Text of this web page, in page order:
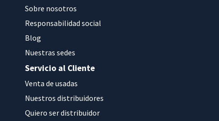
Sobre nosotros
Responsabilidad social
Blog
Nuestras sedes
Servicio al Cliente
Venta de usadas
Nuestros distribuidores
Quiero ser distribuidor